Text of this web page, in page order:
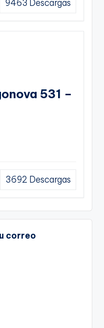
9463 Descargas
531 –
3692 Descargas
correo